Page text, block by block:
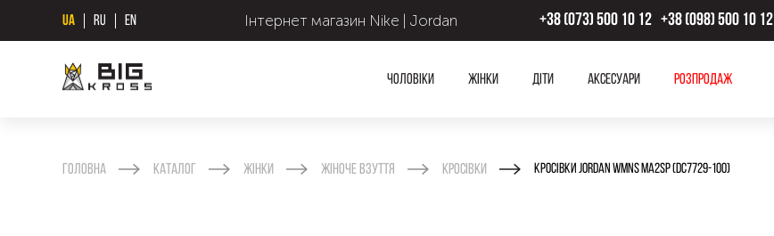
UA RU EN Інтернет магазин Nike | Jordan +38 (073) 500 10 12 +38 (098) 500 10 12
Чоловіки Жінки Діти Аксесуари Розпродаж
Головна Каталог Жінки Жіноче взуття Кросівки КРОСІВКИ JORDAN WMNS MA2SP (DC7729-100)